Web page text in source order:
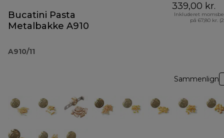
Bucatini Pasta
Metalbakke A910
A910/11
339,00 kr.
Inkluderet
på 67,80 kr.
Sammenlign